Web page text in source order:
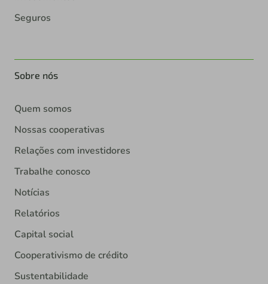
Seguros
Sobre nós
Quem somos
Nossas cooperativas
Relações com investidores
Trabalhe conosco
Notícias
Relatórios
Capital social
Cooperativismo de crédito
Sustentabilidade